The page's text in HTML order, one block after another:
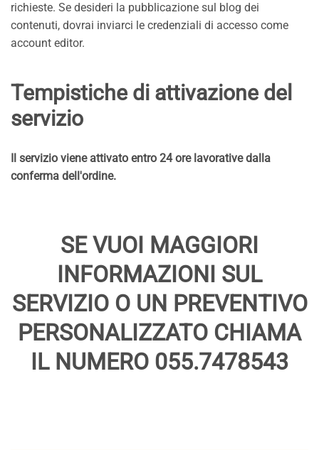
richieste. Se desideri la pubblicazione sul blog dei
contenuti, dovrai inviarci le credenziali di accesso come
account editor.
Tempistiche di attivazione del
servizio
Il servizio viene attivato entro 24 ore lavorative dalla
conferma dell'ordine.
SE VUOI MAGGIORI
INFORMAZIONI SUL
SERVIZIO O UN PREVENTIVO
PERSONALIZZATO CHIAMA
IL NUMERO 055.7478543